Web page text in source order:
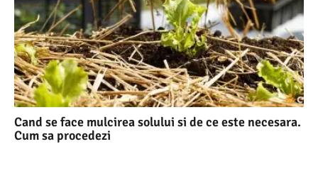
Cand se face mulcirea solului si de ce este necesara.
Cum sa procedezi